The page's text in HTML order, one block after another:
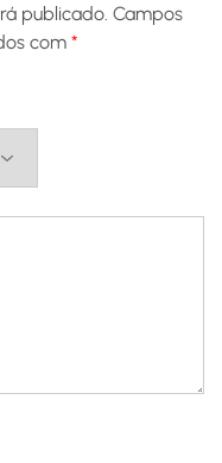
publicado. Campos
com *